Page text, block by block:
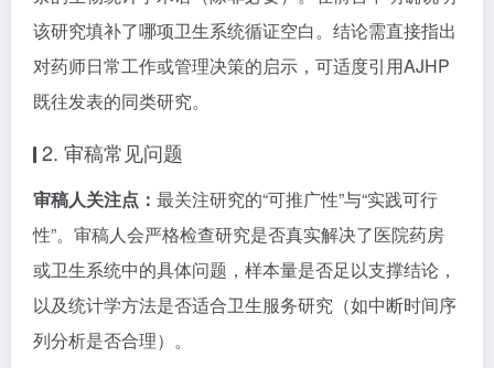
该研究填补了哪项卫生系统循证空白。结论需直接指出
对药师日常工作或管理决策的启示，可适度引用AJHP
既往发表的同类研究。
2. 审稿常见问题
审稿人关注点： 最关注研究的“可推广性”与“实践可行
性”。审稿人会严格检查研究是否真实解决了医院药房
或卫生系统中的具体问题，样本量是否足以支撑结论，
以及统计学方法是否适合卫生服务研究（如中断时间序
列分析是否合理）。